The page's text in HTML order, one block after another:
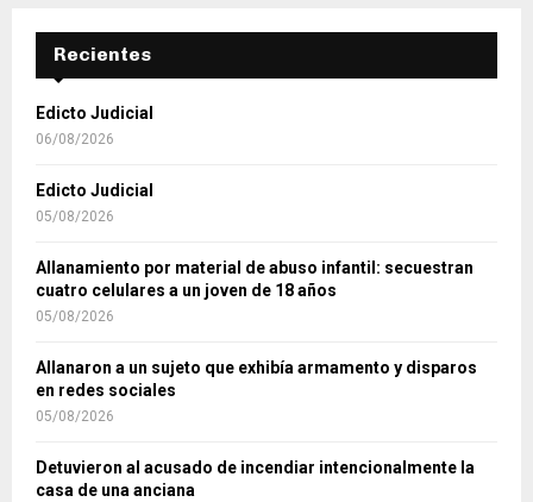
Recientes
Edicto Judicial
06/08/2026
Edicto Judicial
05/08/2026
Allanamiento por material de abuso infantil: secuestran
cuatro celulares a un joven de 18 años
05/08/2026
Allanaron a un sujeto que exhibía armamento y disparos
en redes sociales
05/08/2026
Detuvieron al acusado de incendiar intencionalmente la
casa de una anciana